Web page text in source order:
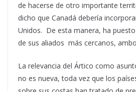
de hacerse de otro importante
dicho que Canadá debería
Unidos. De esta manera, ha
de sus aliados más cercanos,
La relevancia del Ártico como
no es nueva, toda vez que los